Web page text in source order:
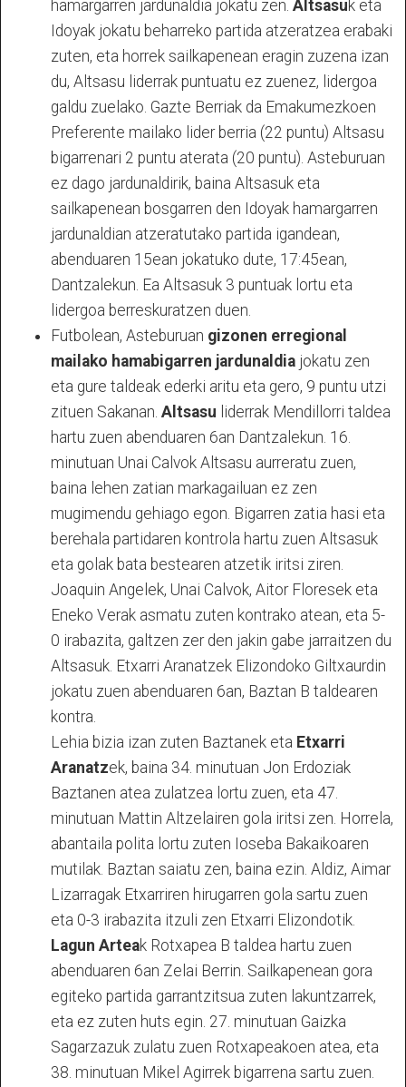
hamargarren jardunaldia jokatu zen. Altsasuk eta
Idoyak jokatu beharreko partida atzeratzea erabaki
zuten, eta horrek sailkapenean eragin zuzena izan
du, Altsasu liderrak puntuatu ez zuenez, lidergoa
galdu zuelako. Gazte Berriak da Emakumezkoen
Preferente mailako lider berria (22 puntu) Altsasu
bigarrenari 2 puntu aterata (20 puntu). Asteburuan
ez dago jardunaldirik, baina Altsasuk eta
sailkapenean bosgarren den Idoyak hamargarren
jardunaldian atzeratutako partida igandean,
abenduaren 15ean jokatuko dute, 17:45ean,
Dantzalekun. Ea Altsasuk 3 puntuak lortu eta
lidergoa berreskuratzen duen.
Futbolean, Asteburuan gizonen erregional
mailako hamabigarren jardunaldia jokatu zen
eta gure taldeak ederki aritu eta gero, 9 puntu utzi
zituen Sakanan. Altsasu liderrak Mendillorri taldea
hartu zuen abenduaren 6an Dantzalekun. 16.
minutuan Unai Calvok Altsasu aurreratu zuen,
baina lehen zatian markagailuan ez zen
mugimendu gehiago egon. Bigarren zatia hasi eta
berehala partidaren kontrola hartu zuen Altsasuk
eta golak bata bestearen atzetik iritsi ziren.
Joaquin Angelek, Unai Calvok, Aitor Floresek eta
Eneko Verak asmatu zuten kontrako atean, eta 5-
0 irabazita, galtzen zer den jakin gabe jarraitzen du
Altsasuk. Etxarri Aranatzek Elizondoko Giltxaurdin
jokatu zuen abenduaren 6an, Baztan B taldearen
kontra.
Lehia bizia izan zuten Baztanek eta Etxarri
Aranatzek, baina 34. minutuan Jon Erdoziak
Baztanen atea zulatzea lortu zuen, eta 47.
minutuan Mattin Altzelairen gola iritsi zen. Horrela,
abantaila polita lortu zuten Ioseba Bakaikoaren
mutilak. Baztan saiatu zen, baina ezin. Aldiz, Aimar
Lizarragak Etxarriren hirugarren gola sartu zuen
eta 0-3 irabazita itzuli zen Etxarri Elizondotik.
Lagun Arteak Rotxapea B taldea hartu zuen
abenduaren 6an Zelai Berrin. Sailkapenean gora
egiteko partida garrantzitsua zuten lakuntzarrek,
eta ez zuten huts egin. 27. minutuan Gaizka
Sagarzazuk zulatu zuen Rotxapeakoen atea, eta
38. minutuan Mikel Agirrek bigarrena sartu zuen.